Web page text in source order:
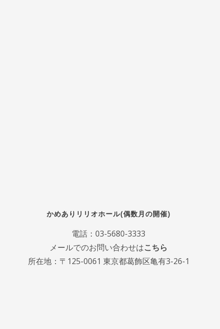
かめありリリオホール(偶数月の開催)
電話：03-5680-3333
メールでのお問い合わせはこちら
所在地：〒125-0061 東京都葛飾区亀有3-26-1